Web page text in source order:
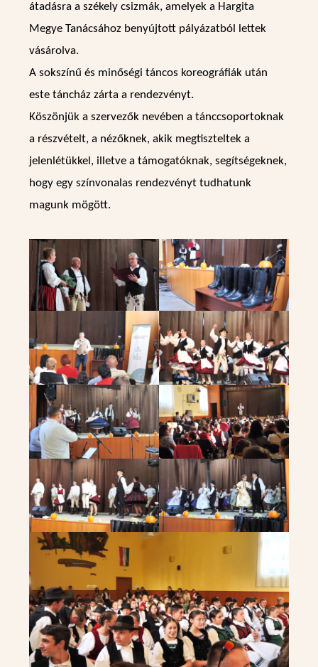
átadásra a székely csizmák, amelyek a Hargita
Megye Tanácsához benyújtott pályázatból lettek
vásárolva.
A sokszínű és minőségi táncos koreográfiák után
este táncház zárta a rendezvényt.
Köszönjük a szervezők nevében a tánccsoportoknak
a részvételt, a nézőknek, akik megtiszteltek a
jelenlétükkel, illetve a támogatóknak, segítségeknek,
hogy egy színvonalas rendezvényt tudhatunk
magunk mögött.